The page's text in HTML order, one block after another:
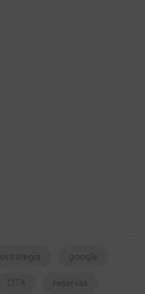
estrategia google
OTA reservas